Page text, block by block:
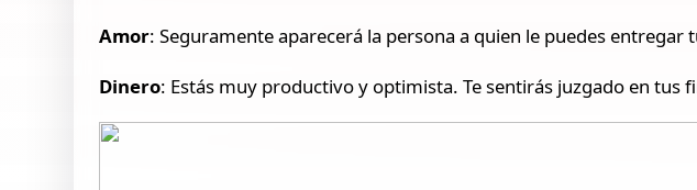
Amor: Seguramente aparecerá la persona a quien le puedes
Dinero: Estás muy productivo y optimista. Te sentirás juzgado en tus